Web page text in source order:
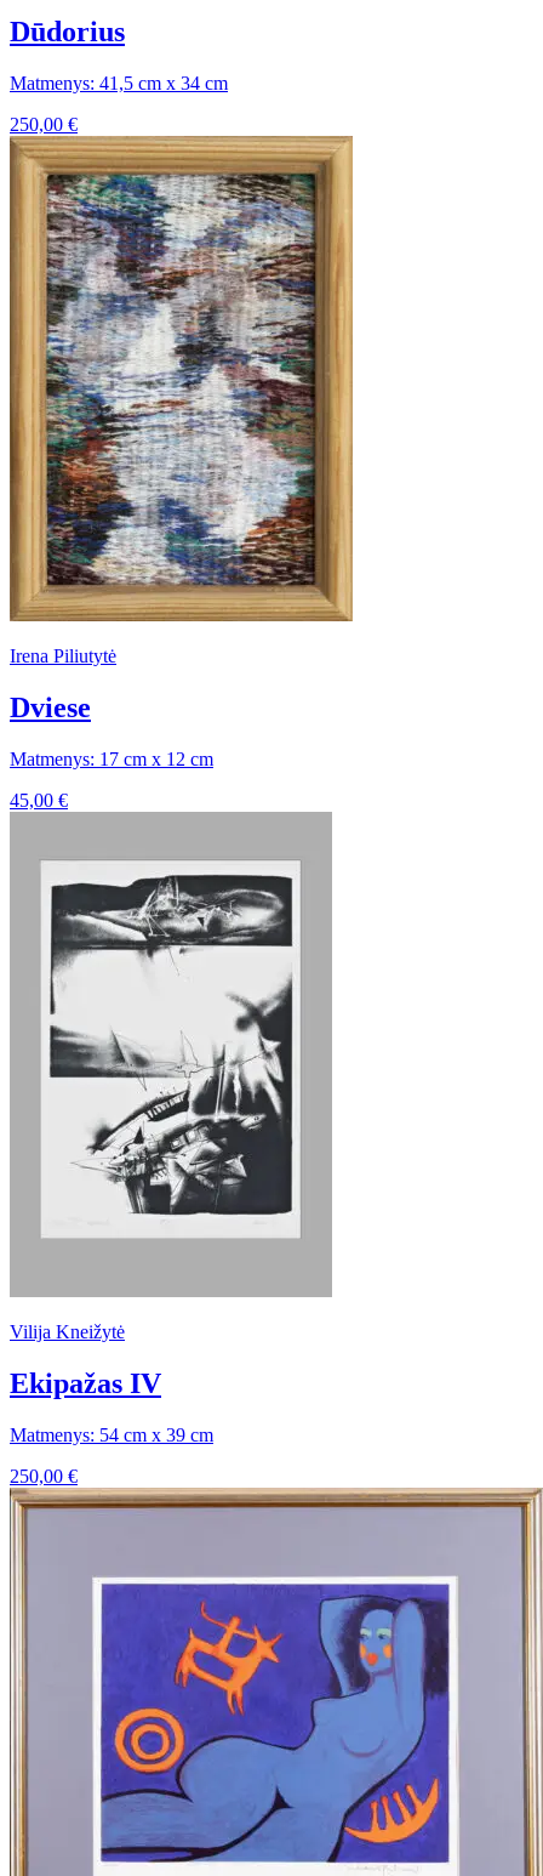
Dūdorius
Matmenys: 41,5 cm x 34 cm
250,00 €
Irena Piliutytė
Dviese
Matmenys: 17 cm x 12 cm
45,00 €
Vilija Kneižytė
Ekipažas IV
Matmenys: 54 cm x 39 cm
250,00 €